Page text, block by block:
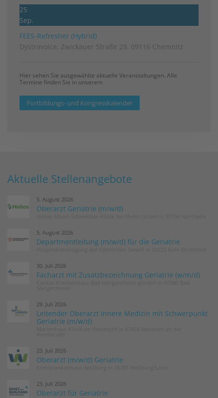
25
Sep.
FEES-Refresher (Hybrid)
Dystravoice, Zwickauer Straße 29, 09116 Chemnitz
Hier sehen Sie ausgewählte aktuelle Veranstaltungen. Alle
Termine finden Sie in unserem
Fortbildungs- und Kongresskalender
Aktuelle Stellenangebote
5. August 2026
Oberarzt Geriatrie (m/w/d)
5. August 2026
Departmentleitung (m/w/d) für die Geriatrie
30. Juli 2026
Facharzt mit Zusatzbezeichnung Geriatrie (w/m/d)
29. Juli 2026
Leitender Oberarzt Innere Medizin mit Schwerpunkt
Geriatrie (m/w/d)
23. Juli 2026
Oberarzt (m/w/d) Geriatrie
23. Juli 2026
Oberarzt für Geriatrie